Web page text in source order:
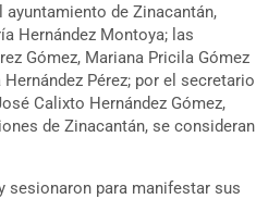
ayuntamiento de Zinacantán,
Hernández Montoya; las
Gómez, Mariana Pricila Gómez
Pérez; por el secretario
Calixto Hernández Gómez,
de Zinacantán, se consideran
sesionaron para manifestar sus